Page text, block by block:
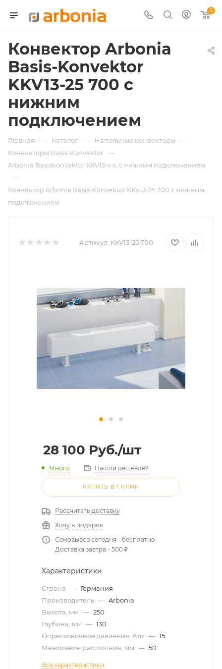
0
Конвектор Arbonia
Basis-Konvektor
KKV13-25 700 с
нижним
подключением
Главная — Каталог — Напольные конвекторы —
Конвекторы Basis-Konvektor —
Arbonia Basiskonvektor KKV13-х x, с нижним подключением
—
Конвектор Arbonia Basis-Konvektor KKV13-25 700 с нижним
подключением
Артикул: KKV13-25 700
28 100 Руб./шт
Много Нашли дешевле?
КУПИТЬ В 1 КЛИК
Рассчитать доставку
Хочу в подарок
Самовывоз сегодня - бесплатно
Доставка завтра - 500 ₽
Характеристики
Страна — Германия
Производитель — Arbonia
Высота, мм — 250
Глубина, мм — 130
Опрессовочное давление, Атм — 15
Межосевое расстояние, мм — 50
Все характеристики